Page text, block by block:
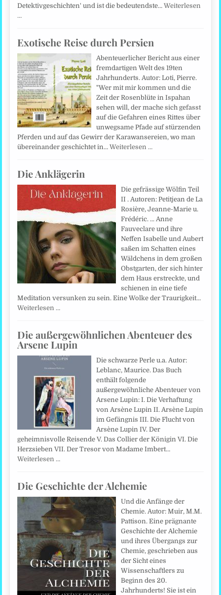
Detektivgeschichten' und ist die bedeutendste…Weiterlesen
…
Exotische Reise durch Persien
Abenteuerlicher Bericht aus einer
fremdartigen Welt des 19ten
Jahrhunderts. Autor: Loti, Pierre.
"Wer mit mir kommen und die
Zeit der Rosenblüte in Ispahan
sehen will, der mache sich gefasst
auf die Gefahren eines Rittes über
unwegsame Pfade auf stürzenden
Pferden und auf das Gewirr der Karawansereien, wo man
übereinander geschichtet in…Weiterlesen …
Die Anklägerin
Die gefrässige Wölfin Teil
II . Autoren: Petitjean de La
Rosière, Jeanne-Marie u.
Frédéric. ... Anne
Fauveclare und ihre
Neffen Isabelle und Aubert
saßen im Schatten eines
Wäldchens in dem großen
Obstgarten, der sich hinter
dem Haus erstreckte, und
schienen in eine tiefe
Meditation versunken zu sein. Eine Wolke der Traurigkeit…
Weiterlesen …
Die außergewöhnlichen Abenteuer des
Arsene Lupin
Die schwarze Perle u.a. Autor:
Leblanc, Maurice. Das Buch
enthält folgende
außergewöhnliche Abenteuer von
Arsene Lupin: I. Die Verhaftung
von Arsène Lupin II. Arsène Lupin
im Gefängnis III. Die Flucht von
Arsène Lupin IV. Der
geheimnisvolle Reisende V. Das Collier der Königin VI. Die
Herzsieben VII. Der Tresor von Madame Imbert…
Weiterlesen …
Die Geschichte der Alchemie
Und die Anfänge der
Chemie. Autor: Muir, M.M.
Pattison. Eine prägnante
Geschichte der Alchemie
und ihres Übergangs zur
Chemie, geschrieben aus
der Sicht eines
Wissenschaftlers zu
Beginn des 20.
Jahrhunderts! Sie ist ein